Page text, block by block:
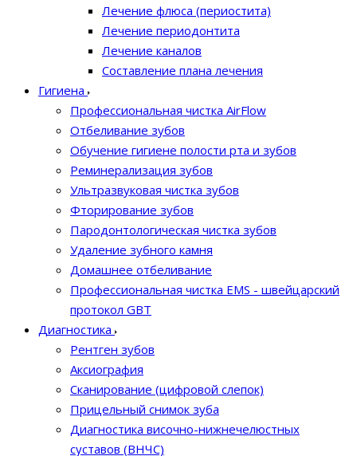
Лечение флюса (периостита)
Лечение периодонтита
Лечение каналов
Составление плана лечения
Гигиена
Профессиональная чистка AirFlow
Отбеливание зубов
Обучение гигиене полости рта и зубов
Реминерализация зубов
Ультразвуковая чистка зубов
Фторирование зубов
Пародонтологическая чистка зубов
Удаление зубного камня
Домашнее отбеливание
Профессиональная чистка EMS - швейцарский
протокол GBT
Диагностика
Рентген зубов
Аксиография
Сканирование (цифровой слепок)
Прицельный снимок зуба
Диагностика височно-нижнечелюстных
суставов (ВНЧС)